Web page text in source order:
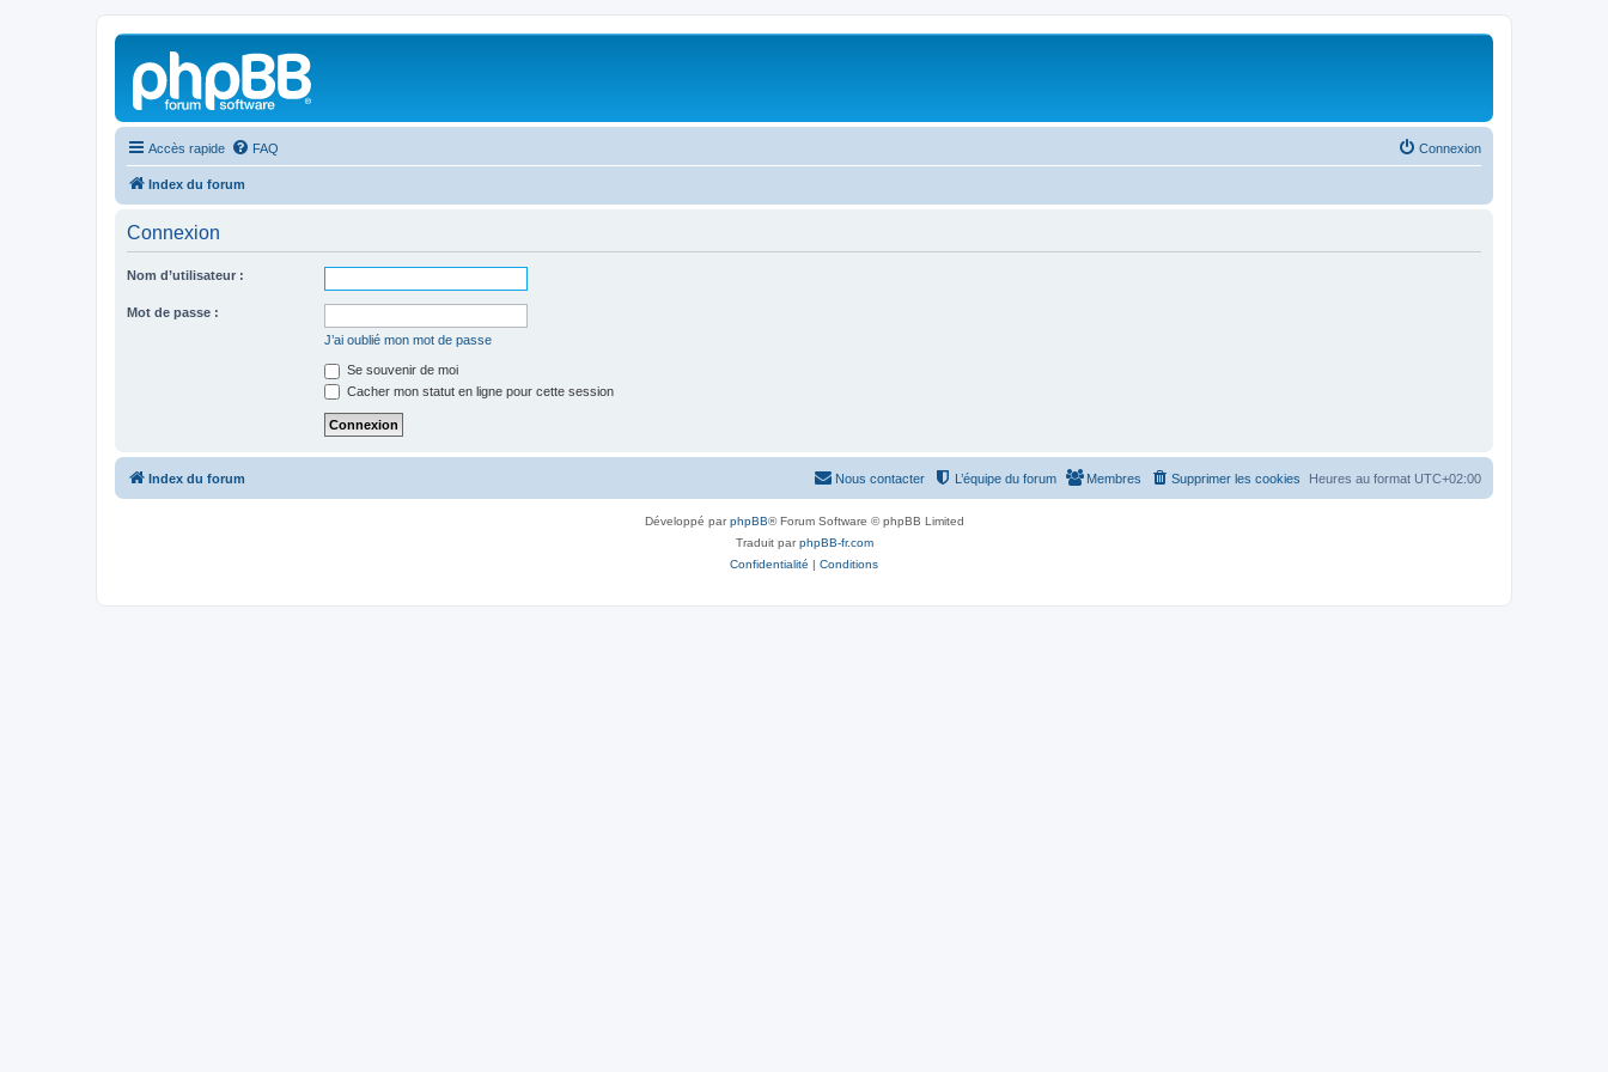
Accès rapide FAQ Connexion
Index du forum
Connexion
Nom d’utilisateur :
Mot de passe :
J’ai oublié mon mot de passe
Se souvenir de moi
Cacher mon statut en ligne pour cette session
Index du forum Heures au format UTC+02:00
Supprimer les cookies
Membres
L’équipe du forum
Nous contacter
Développé parphpBB® Forum Software © phpBB Limited
Traduit parphpBB-fr.com
Confidentialité | Conditions